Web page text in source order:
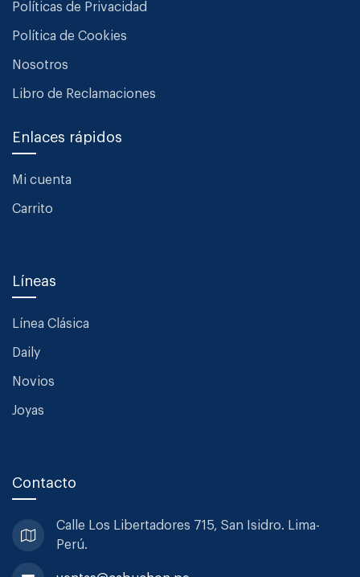
Políticas de Privacidad
Política de Cookies
Nosotros
Libro de Reclamaciones
Enlaces rápidos
Mi cuenta
Carrito
Líneas
Línea Clásica
Daily
Novios
Joyas
Contacto
Calle Los Libertadores 715, San Isidro. Lima-
Perú.